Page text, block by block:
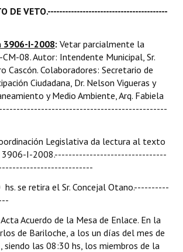
Letrada
Coordinadora
Públicas
Presidencia
DE VETO.-----------------------------------------
3906-I-2008: Vetar parcialmente la
08. Autor: Intendente Municipal, Sr.
Cascón. Colaboradores: Secretario de
Ciudadana, Dr. Nelson Vigueras y
y Medio Ambiente, Arq. Fabiela
Legislativa da lectura al texto
3906-I-2008.--------------------------------
hs. se retira el Sr. Concejal Otano.----------
Acuerdo de la Mesa de Enlace. En la
de Bariloche, a los un días del mes de
siendo las 08:30 hs, los miembros de la